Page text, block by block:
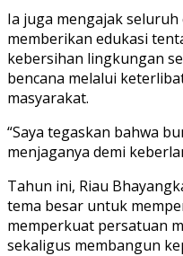
Ia juga mengajak
memberikan edukasi
kebersihan lingkungan
bencana melalui
masyarakat.
“Saya tegaskan bahwa
menjaganya demi
Tahun ini, Riau
tema besar untuk
memperkuat persatuan
sekaligus membangun